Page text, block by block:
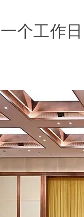
个工作